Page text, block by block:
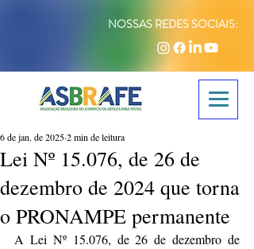
NOSSAS REDES SOCIAIS:
Lei Nº 15.076, de 26 de
dezembro de 2024 que torna
o PRONAMPE permanente
6 de jan. de 20252 min de leitura
A Lei Nº 15.076, de 26 de dezembro de